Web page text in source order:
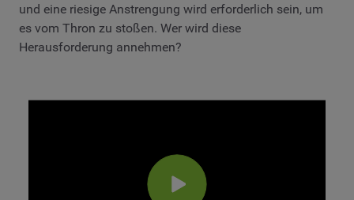
und eine riesige Anstrengung wird erforderlich sein, um
es vom Thron zu stoßen. Wer wird diese
Herausforderung annehmen?